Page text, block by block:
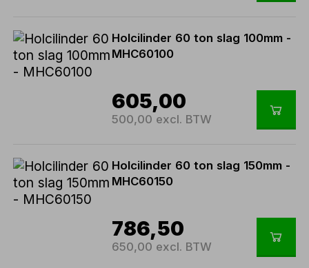
Holcilinder 60 ton slag 100mm -
MHC60100
605,00
500,00 excl. BTW
Holcilinder 60 ton slag 150mm -
MHC60150
786,50
650,00 excl. BTW